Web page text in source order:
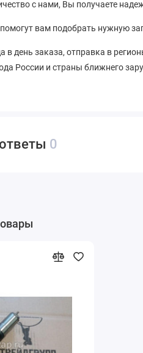
с нами, Вы получаете
вам подобрать нужную
в день заказа, отправка в
России и страны ближнего
0